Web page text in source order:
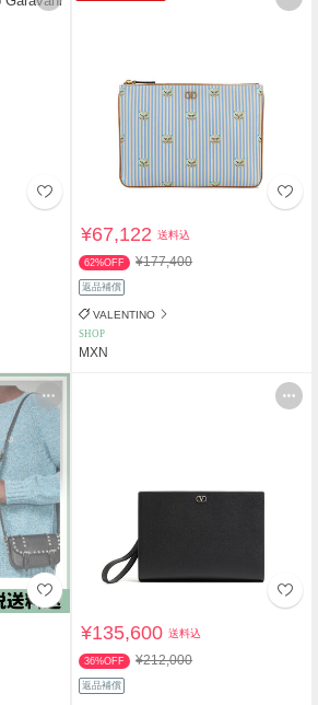
¥67,122送料込
62%OFF ¥177,400
返品補償
VALENTINO
SHOP
MXN
¥135,600送料込
36%OFF ¥212,000
返品補償